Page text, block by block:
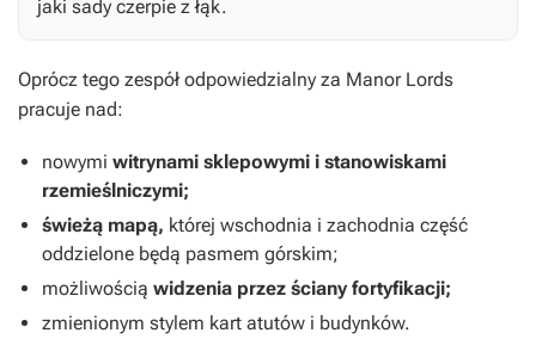
jaki sady czerpie z łąk.
Oprócz tego zespół odpowiedzialny za Manor Lords
pracuje nad:
nowymi witrynami sklepowymi i stanowiskami
rzemieślniczymi;
świeżą mapą, której wschodnia i zachodnia część
oddzielone będą pasmem górskim;
możliwością widzenia przez ściany fortyfikacji;
zmienionym stylem kart atutów i budynków.